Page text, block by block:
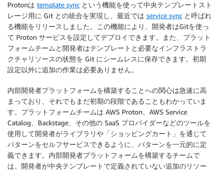
Protonは template sync という機能を使って中央テンプレートスト
レージ用に Git との統合を実現し、最近では service sync と呼ばれ
る機能をリリースしました。この機能により、開発者はGitを使っ
て Proton サービスを設定してデプロイできます。また、プラット
フォームチームと開発者はテンプレートと必要なインフラストラ
クチャリソースの状態を Git にシームレスに保存できます。初期
設定以外に追加の作業は必要ありません。
内部開発者プラットフォームを構築することへの関心は急速に高
まっており、それでもまだ初期の段階であることもわかっていま
す。プラットフォームチームは AWS Proton、AWS Service
Catalog、Backstage、その他の SaaS プロバイダーなどのツールを
使用して開発者がライブラリや「ショッピングカート」を通じて
パターンをセルフサービスできるように、パターンを一元的に定
義できます。内部開発者プラットフォームを構築するチームで
は、開発者が中央テンプレートで定義されていない追加のリソー